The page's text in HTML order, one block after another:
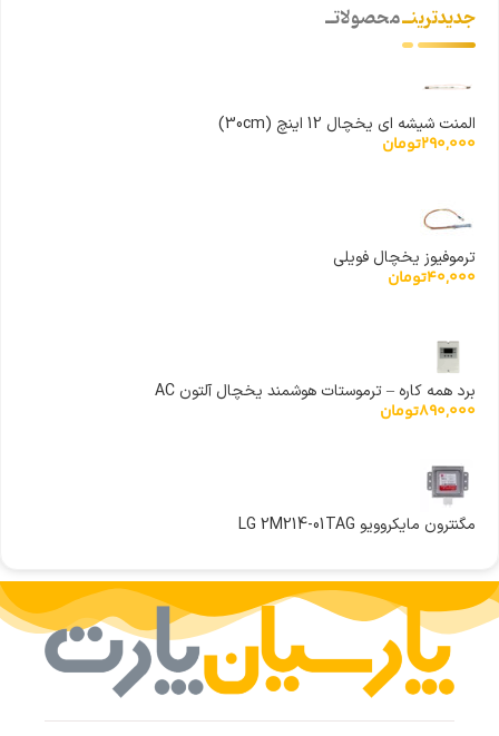
جدیدترینــمحصولاتــ
المنت شیشه ای یخچال 12 اینچ (30cm)
290,000تومان
ترموفیوز یخچال فویلی
40,000تومان
برد همه کاره – ترموستات هوشمند یخچال آلتون AC
890,000تومان
مگنترون مایکروویو LG 2M214-01TAG